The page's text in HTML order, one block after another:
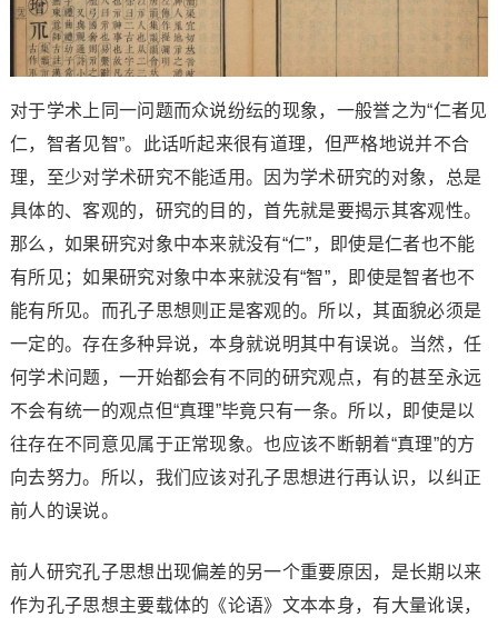
对于学术上同一问题而众说纷纭的现象，一般誉之为“仁者见
仁，智者见智”。此话听起来很有道理，但严格地说并不合
理，至少对学术研究不能适用。因为学术研究的对象，总是
具体的、客观的，研究的目的，首先就是要揭示其客观性。
那么，如果研究对象中本来就没有“仁”，即使是仁者也不能
有所见；如果研究对象中本来就没有“智”，即使是智者也不
能有所见。而孔子思想则正是客观的。所以，其面貌必须是
一定的。存在多种异说，本身就说明其中有误说。当然，任
何学术问题，一开始都会有不同的研究观点，有的甚至永远
不会有统一的观点但“真理”毕竟只有一条。所以，即使是以
往存在不同意见属于正常现象。也应该不断朝着“真理”的方
向去努力。所以，我们应该对孔子思想进行再认识，以纠正
前人的误说。
前人研究孔子思想出现偏差的另一个重要原因，是长期以来
作为孔子思想主要载体的《论语》文本本身，有大量讹误，